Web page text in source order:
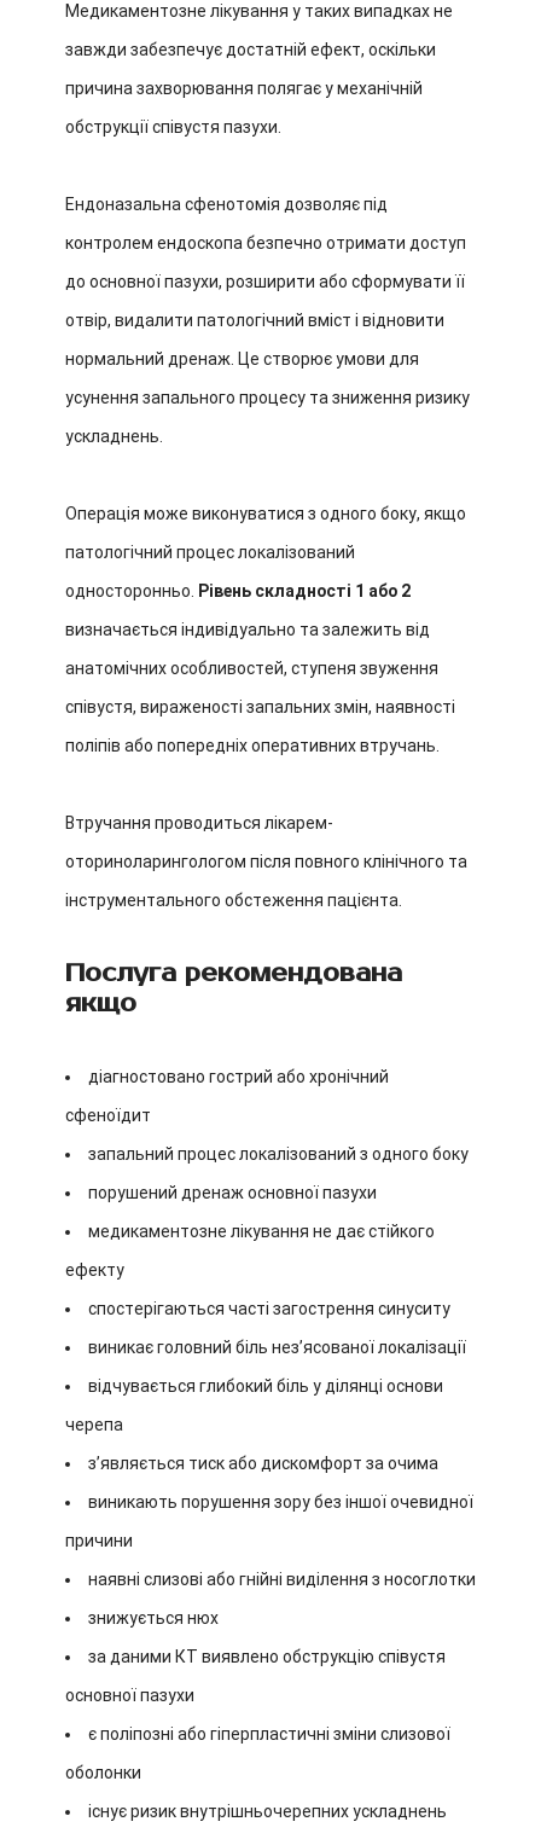
Медикаментозне лікування у таких випадках не
завжди забезпечує достатній ефект, оскільки
причина захворювання полягає у механічній
обструкції співустя пазухи.
Ендоназальна сфенотомія дозволяє під
контролем ендоскопа безпечно отримати доступ
до основної пазухи, розширити або сформувати її
отвір, видалити патологічний вміст і відновити
нормальний дренаж. Це створює умови для
усунення запального процесу та зниження ризику
ускладнень.
Операція може виконуватися з одного боку, якщо
патологічний процес локалізований
односторонньо.
Рівень складності 1 або 2
визначається індивідуально та залежить від
анатомічних особливостей, ступеня звуження
співустя, вираженості запальних змін, наявності
поліпів або попередніх оперативних втручань.
Втручання проводиться лікарем-
оториноларингологом після повного клінічного та
інструментального обстеження пацієнта.
Послуга рекомендована
якщо
діагностовано гострий або хронічний
сфеноїдит
запальний процес локалізований з одного боку
порушений дренаж основної пазухи
медикаментозне лікування не дає стійкого
ефекту
спостерігаються часті загострення синуситу
виникає головний біль нез’ясованої локалізації
відчувається глибокий біль у ділянці основи
черепа
з’являється тиск або дискомфорт за очима
виникають порушення зору без іншої очевидної
причини
наявні слизові або гнійні виділення з носоглотки
знижується нюх
за даними КТ виявлено обструкцію співустя
основної пазухи
є поліпозні або гіперпластичні зміни слизової
оболонки
існує ризик внутрішньочерепних ускладнень